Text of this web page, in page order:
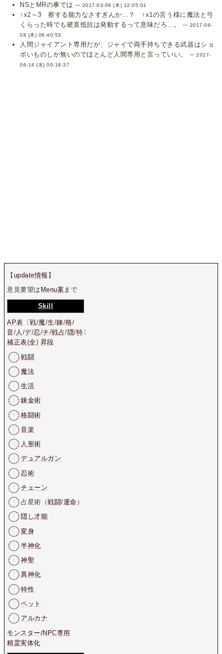
NSとMRの事では -- 2017-03-09 (木) 12:05:01
↑x2～3 察する能力なさすぎんか…？ ↑x1の言う様に魔法と弓
くらった時でも硬直抵抗は発動するって意味だろ…。 -- 2017-06-
08 (木) 06:40:53
人間ジャイアント専用だが、ジャイで両手持ちできる武器はショ
ボいものしか無いのでほとんど人間専用と言っていい。 --2017-
06-14 (水) 00:16:37
【 update情報 】
意見要望は Menu案 まで
Skill
AP表 〔戦/魔/生/錬/格/
音/人 /デ/忍/チ/戦占/隠/特〕
補正表(全) 昇段
戦闘
魔法
生活
錬金術
格闘術
音楽
人形術
デュアルガン
忍術
チェーン
占星術（戦闘/運命 ）
隠し才能
変身
半神化
神聖
異神化
特性
ペット
アルカナ
モンスター/NPC専用
精霊実体化